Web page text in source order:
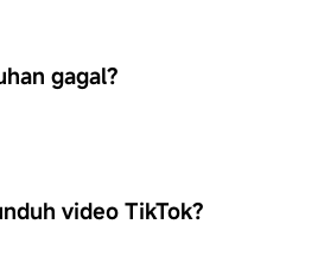
gagal?
video TikTok?